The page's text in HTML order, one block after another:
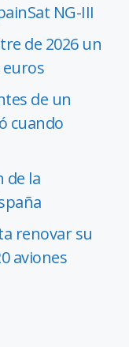
NG-III
de 2026 un
euros
de un
cuando
de la
renovar su
aviones